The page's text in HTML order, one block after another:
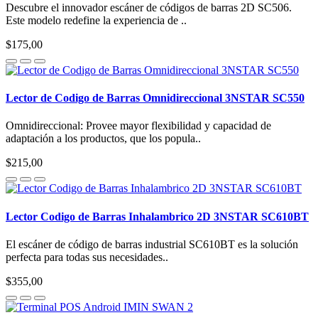
Descubre el innovador escáner de códigos de barras 2D SC506.
Este modelo redefine la experiencia de ..
$175,00
Lector de Codigo de Barras Omnidireccional 3NSTAR SC550
Omnidireccional: Provee mayor flexibilidad y capacidad de
adaptación a los productos, que los popula..
$215,00
Lector Codigo de Barras Inhalambrico 2D 3NSTAR SC610BT
El escáner de código de barras industrial SC610BT es la solución
perfecta para todas sus necesidades..
$355,00